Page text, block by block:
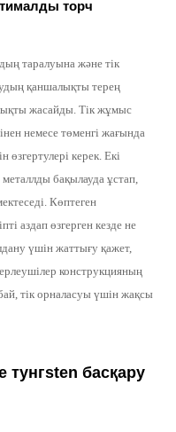
торч
таралуына және тік
қаншалықты терең
жасайды. Тік жұмыс
немесе төменгі жағында
өзгертулері керек. Екі
бақылауда ұстап,
Көптеген
аздап өзгерген кезде не
үшін жаттығу қажет,
конструкцияның
тік орналасуы үшін жақсы
тунгsten басқару